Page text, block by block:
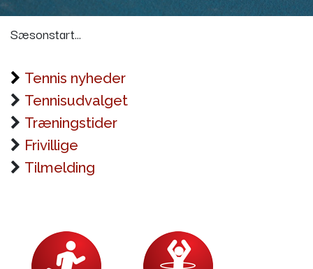
Sæsonstart...
Tennis nyheder
Tennisudvalget
Træningstider
Frivillige
Tilmelding